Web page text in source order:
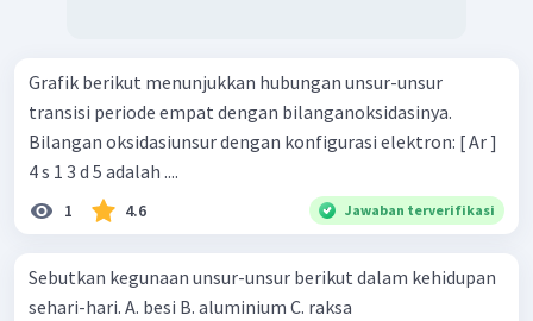
Grafik berikut menunjukkan hubungan unsur-unsur
transisi periode empat dengan bilanganoksidasinya.
Bilangan oksidasiunsur dengan konfigurasi elektron: [ Ar ]
4 s 1 3 d 5 adalah ....
1 4.6 Jawaban terverifikasi
Sebutkan kegunaan unsur-unsur berikut dalam kehidupan
sehari-hari. A. besi B. aluminium C. raksa